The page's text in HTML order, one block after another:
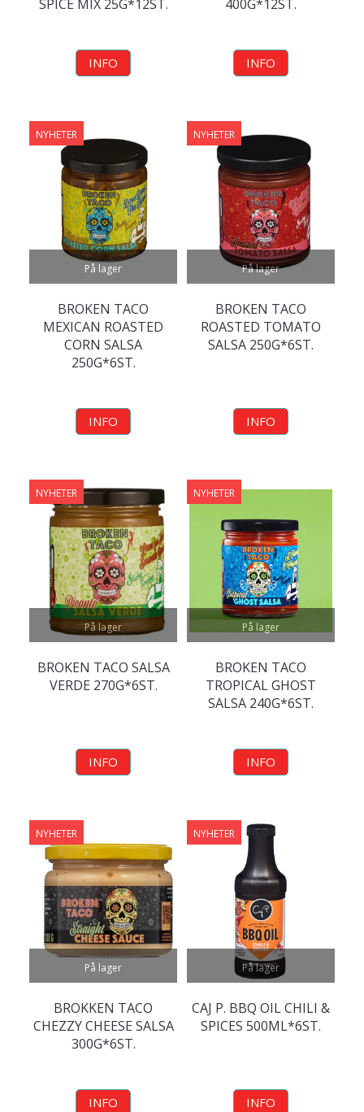
SPICE MIX 25G*12ST.
INFO
400G*12ST.
INFO
På lager
NYHETER
BROKEN TACO
MEXICAN ROASTED
CORN SALSA
250G*6ST.
INFO
På lager
NYHETER
BROKEN TACO
ROASTED TOMATO
SALSA 250G*6ST.
INFO
På lager
NYHETER
BROKEN TACO SALSA
VERDE 270G*6ST.
INFO
På lager
NYHETER
BROKEN TACO
TROPICAL GHOST
SALSA 240G*6ST.
INFO
På lager
NYHETER
BROKKEN TACO
CHEZZY CHEESE SALSA
300G*6ST.
INFO
På lager
NYHETER
CAJ P. BBQ OIL CHILI &
SPICES 500ML*6ST.
INFO